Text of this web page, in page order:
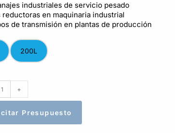
industriales de servicio pesado
reductoras en maquinaria industrial
de transmisión en plantas de producción
200L
+
Presupuesto